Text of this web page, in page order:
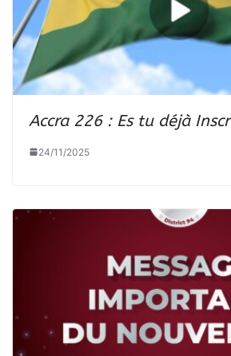
Accra 226 : Es tu déjà
24/11/2025